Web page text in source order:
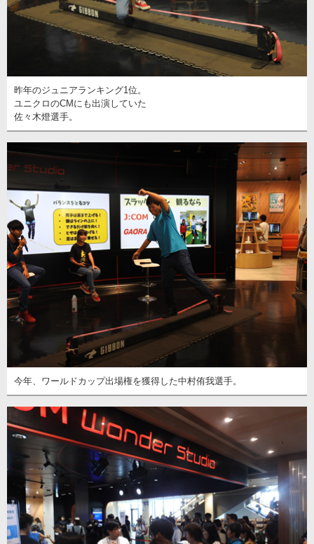
昨年のジュニアランキング1位。
ユニクロのCMにも出演していた
佐々木燈選手。
今年、ワールドカップ出場権を獲得した中村侑我選手。